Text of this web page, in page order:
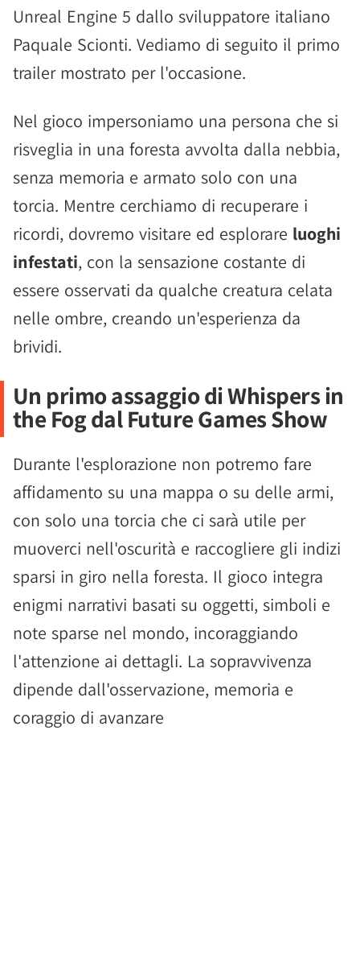
Unreal Engine 5 dallo sviluppatore italiano
Paquale Scionti. Vediamo di seguito il primo
trailer mostrato per l'occasione.
Nel gioco impersoniamo una persona che si
risveglia in una foresta avvolta dalla nebbia,
senza memoria e armato solo con una
torcia. Mentre cerchiamo di recuperare i
ricordi, dovremo visitare ed esplorare luoghi
infestati, con la sensazione costante di
essere osservati da qualche creatura celata
nelle ombre, creando un'esperienza da
brividi.
Un primo assaggio di Whispers in
the Fog dal Future Games Show
Durante l'esplorazione non potremo fare
affidamento su una mappa o su delle armi,
con solo una torcia che ci sarà utile per
muoverci nell'oscurità e raccogliere gli indizi
sparsi in giro nella foresta. Il gioco integra
enigmi narrativi basati su oggetti, simboli e
note sparse nel mondo, incoraggiando
l'attenzione ai dettagli. La sopravvivenza
dipende dall'osservazione, memoria e
coraggio di avanzare